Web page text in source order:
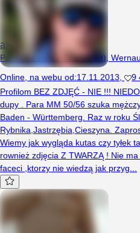
axon46
Pár (Muž 59 let, Muž 59 let),
Online na webu od:17.11.2013 9
Profilom BEZ ZDJĘĆ - NIE !!!
dupy . Para MM 50/56 szuka
Baden - Württemberg. Raz w roku
Rybnika,Jastrzębia,Cieszyna.
Wiemy jak wygląda kutas czy tyłek
rownież zdjęcia Z TWARZĄ ! Nie
faceci ,ktorzy nie wiedzą jak przyg...